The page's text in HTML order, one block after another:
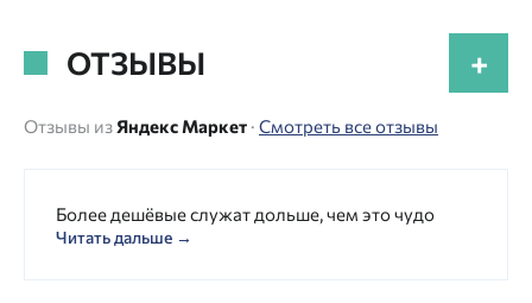
ОТЗЫВЫ +
Отзывы из Яндекс Маркет · Смотреть все отзывы
Более дешёвые служат дольше, чем это чудо
Читать дальше →